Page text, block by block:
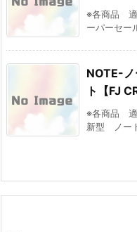
※各商品 適
ーパーセ
NOTE-
ト【FJ
※各商品 適
新型 ノー